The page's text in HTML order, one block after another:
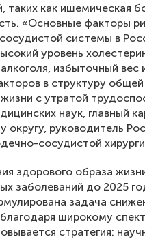
таких как ишемическая
«Основные факторы
системы в
уровень
избыточный вес
в структуру
жизни с утратой
наук, главный
руководитель
сосудистой
здорового образа
заболеваний до 2025
задача
широкому
стратегия: